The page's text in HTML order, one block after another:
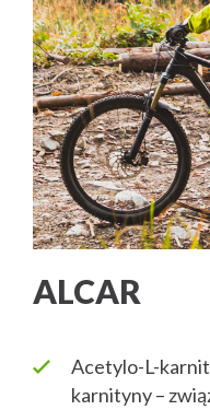
ALCAR
Acetylo-L-
karnityny –